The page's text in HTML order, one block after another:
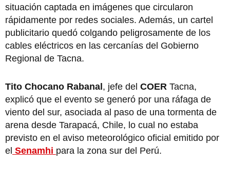
situación captada en imágenes que circularon
rápidamente por redes sociales. Además, un cartel
publicitario quedó colgando peligrosamente de los
cables eléctricos en las cercanías del Gobierno
Regional de Tacna.
Tito Chocano Rabanal, jefe del COER Tacna,
explicó que el evento se generó por una ráfaga de
viento del sur, asociada al paso de una tormenta de
arena desde Tarapacá, Chile, lo cual no estaba
previsto en el aviso meteorológico oficial emitido por
el Senamhi para la zona sur del Perú.